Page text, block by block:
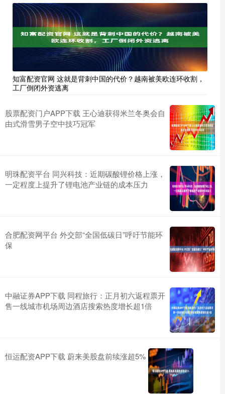
知富配资官网 这就是背刺中国的代价？越南被美欧连环收割，
工厂倒闭外资逃离
股票配资门户APP下载 王心迪获得米兰冬奥会自
由式滑雪男子空中技巧冠军
明珠配资平台 同兴科技：近期碳酸锂价格上涨，
一定程度上提升了锂电池产业链的成本压力
合肥配资网平台 外交部“全国低碳日”呼吁节能环
保
中融证券APP下载 同程旅行：正月初六返程票开
售一线城市机场周边酒店搜索热度增长超1倍
恒运配资APP下载 蔚来美股盘前续涨超5%